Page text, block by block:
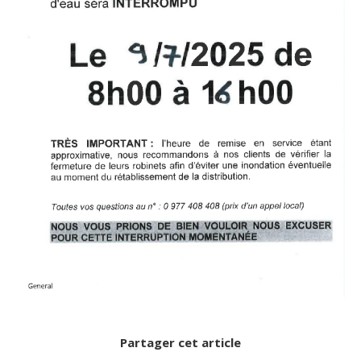
Partager cet article